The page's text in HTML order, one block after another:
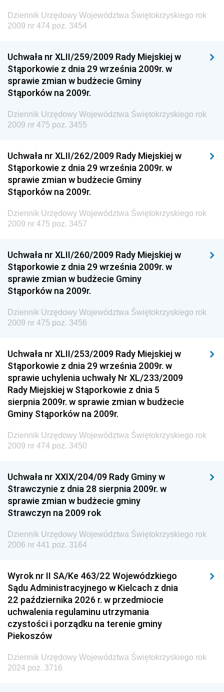
Dziennik Urzędowy Ministra Rozwoju, Pracy i
Dziennik Urzędowy Ministra Kultury, Dziedzictwa
Narodowego i Sportu
Dziennik Urzędowy Ministra Rodziny i Polityki
Społecznej
Dziennik Urzędowy Komendy Głównej Straży
Granicznej
Drogowego
Dziennik Urzędowy Narodowego Banku Polskiego
Dziennik Urzędowy Komendy Głównej Policji
Społecznej
Dziennik Urzędowy Ministra Rozwoju i Technologii
Dziennik Urzędowy Ministra Spraw Zagranicznych
Dziennik Urzędowy Centralnego Biura
Dziennik Urzędowy Agencji Bezpieczeństwa
Dziennik Urzędowy Urzędu Patentowego
Rzeczypospolitej Polskiej
Dziennik Urzędowy Generalnej Dyrekcji Dróg
Krajowych i Autostrad
Dziennik Urzędowy Ministra Środowiska
Dziennik Urzędowy Ministra Edukacji
Dziennik Urzędowy Ministra Przemysłu
Dziennik Urzędowy Ministra Finansów i Gospodarki
Dziennik Urzędowy Ministra do Spraw Unii
Dziennik Urzędowy Agencji Wywiadu
Dziennik Urzędowy Województwa Świętokrzyskiego rok
2009 nr 474 poz. 3454
Uchwała nr XLII/259/2009 Rady Miejskiej w
Stąporkowie z dnia 29 września 2009r. w
sprawie zmian w budżecie Gminy
Stąporków na 2009r.
Dziennik Urzędowy Województwa Świętokrzyskiego rok
2009 nr 475 poz. 3455
Uchwała nr XLII/262/2009 Rady Miejskiej w
Stąporkowie z dnia 29 września 2009r. w
sprawie zmian w budżecie Gminy
Stąporków na 2009r.
Dziennik Urzędowy Województwa Świętokrzyskiego rok
2009 nr 475 poz. 3457
Uchwała nr XLII/260/2009 Rady Miejskiej w
Stąporkowie z dnia 29 września 2009r. w
sprawie zmian w budżecie Gminy
Stąporków na 2009r.
Dziennik Urzędowy Województwa Świętokrzyskiego rok
2009 nr 475 poz. 3456
Uchwała nr XLII/253/2009 Rady Miejskiej w
Stąporkowie z dnia 29 września 2009r. w
sprawie uchylenia uchwały Nr XL/233/2009
Rady Miejskiej w Stąporkowie z dnia 5
sierpnia 2009r. w sprawie zmian w budżecie
Gminy Stąporków na 2009r.
Dziennik Urzędowy Województwa Świętokrzyskiego rok
2009 nr 474 poz. 3450
Uchwała nr XXIX/204/09 Rady Gminy w
Strawczynie z dnia 28 sierpnia 2009r. w
sprawie zmian w budżecie gminy
Strawczyn na 2009 rok
Dziennik Urzędowy Województwa Świętokrzyskiego rok
2006 nr 441 poz. 3164
Wyrok nr II SA/Ke 463/22 Wojewódzkiego
Sądu Administracyjnego w Kielcach z dnia
22 października 2026 r. w przedmiocie
uchwalenia regulaminu utrzymania
czystości i porządku na terenie gminy
Piekoszów
Dziennik Urzędowy Województwa Świętokrzyskiego rok
2024 poz. 3716